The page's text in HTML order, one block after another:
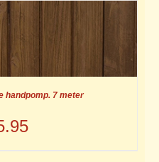
handpomp. 7 meter